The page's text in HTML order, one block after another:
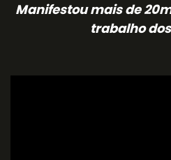
Manifestou mais de
trabalho